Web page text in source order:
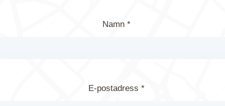
Namn *
E-postadress *